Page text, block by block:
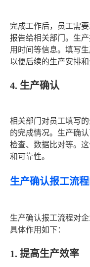
完成工作后，员工需
报告给相关部门。生
用时间等信息。填写
以便后续的生产安排和
4. 生产确认
相关部门对员工填写
的完成情况。生产确
检查、数据比对等。
和可靠性。
生产确认报工流
生产确认报工流程对
具体作用如下：
1. 提高生产效率